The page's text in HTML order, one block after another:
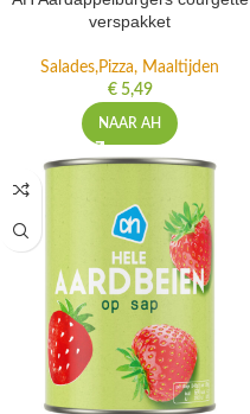
verspakket
Salades,Pizza, Maaltijden
€5,49
NAAR AH